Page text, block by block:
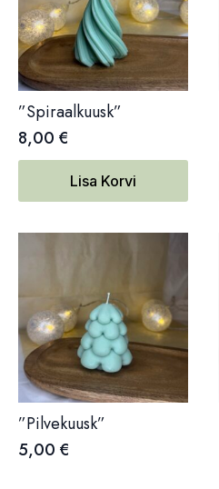
”Spiraalkuusk”
8,00 €
Lisa Korvi
”Pilvekuusk”
5,00 €